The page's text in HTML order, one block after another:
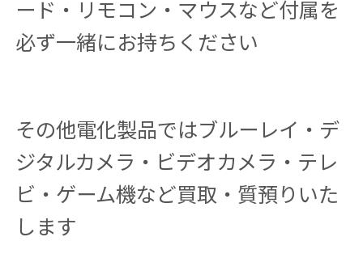
ード・リモコン・マウスなど付属を
必ず一緒にお持ちください
その他電化製品ではブルーレイ・デ
ジタルカメラ・ビデオカメラ・テレ
ビ・ゲーム機など買取・質預りいた
します